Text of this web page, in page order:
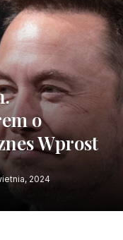
o
Wprost
2024